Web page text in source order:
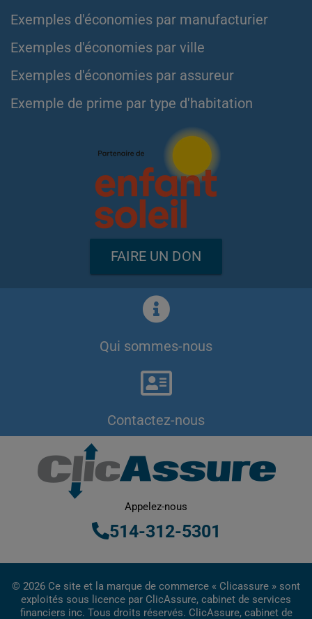
Exemples d'économies par manufacturier
Exemples d'économies par ville
Exemples d'économies par assureur
Exemple de prime par type d'habitation
FAIRE UN DON
Qui sommes-nous
Contactez-nous
Appelez-nous
514-312-5301
© 2026 Ce site et la marque de commerce « Clicassure » sont
exploités sous licence par ClicAssure, cabinet de services
financiers inc. Tous droits réservés. ClicAssure, cabinet de